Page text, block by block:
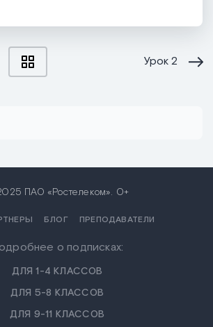
Урок2
ПАО «Ростелеком». 0+
БЛОГ ПРЕПОДАВАТЕЛИ
о подписках:
ДЛЯ 1-4 КЛАССОВ
ДЛЯ 5-8 КЛАССОВ
ДЛЯ 9-11 КЛАССОВ